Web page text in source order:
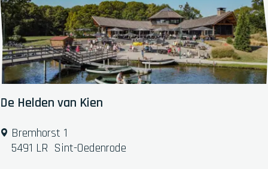
d
e
n
L
e
e
uDe Helden van Kien
D Bremhorst 1
5491 LR Sint-Oedenrode